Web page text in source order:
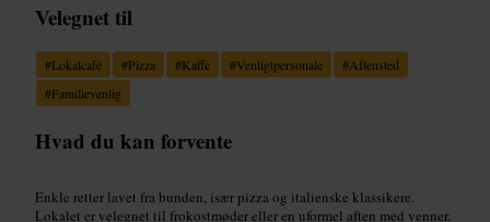
Velegnet til
#Lokalcafé #Pizza #Kaffe #Venligtpersonale #Aftensted
#Familievenlig
Hvad du kan forvente
Enkle retter lavet fra bunden, især pizza og italienske klassikere.
Lokalet er velegnet til frokostmøder eller en uformel aften med venner.